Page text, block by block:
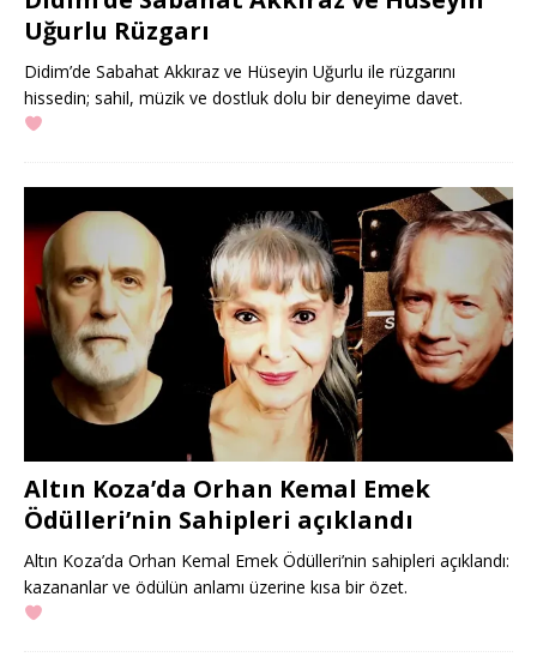
Uğurlu Rüzgarı
Didim’de Sabahat Akkıraz ve Hüseyin Uğurlu ile rüzgarını
hissedin; sahil, müzik ve dostluk dolu bir deneyime davet.
Altın Koza’da Orhan Kemal Emek
Ödülleri’nin Sahipleri açıklandı
Altın Koza’da Orhan Kemal Emek Ödülleri’nin sahipleri açıklandı:
kazananlar ve ödülün anlamı üzerine kısa bir özet.